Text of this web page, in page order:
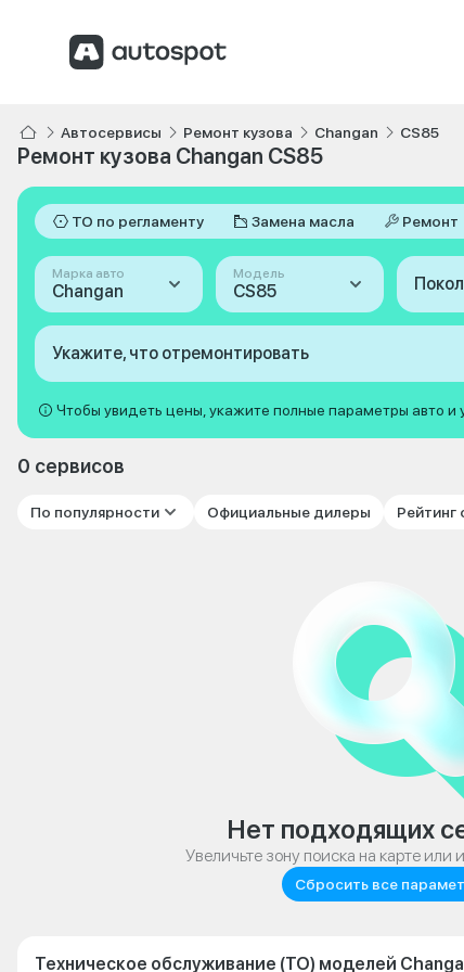
Автосервисы Ремонт кузова Changan CS85
Ремонт кузова Changan CS85
ТО по регламенту Замена масла Ремонт
Марка авто
Changan
Модель
CS85
Укажите, что отремонтировать
Чтобы увидеть цены, укажите полные параметры авто и
0 сервисов
По популярности Официальные дилеры Рейтинг
Нет подходящих
Увеличьте зону поиска на карте или
Сбросить все
Техническое обслуживание (ТО) моделей